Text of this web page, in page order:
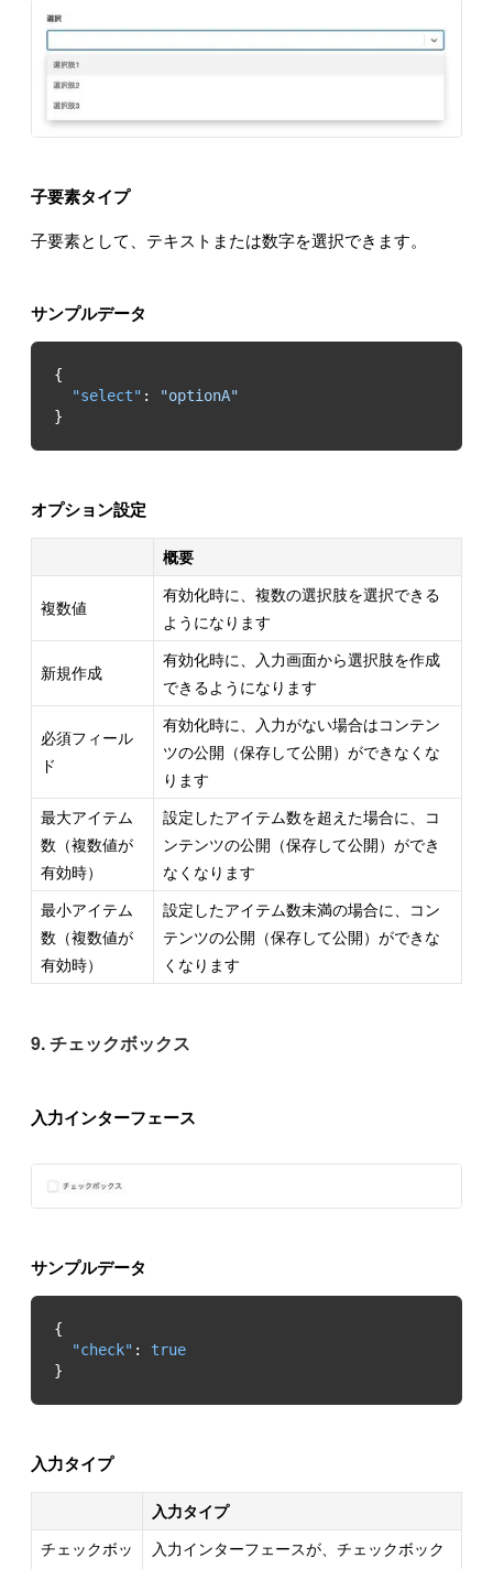
子要素タイプ
子要素として、テキストまたは数字を選択できます。
サンプルデータ
"select" :
"optionA"
}
オプション設定
概要
複数値
有効化時に、複数の選択肢を選択できる
ようになります
新規作成
有効化時に、入力画面から選択肢を作成
できるようになります
必須フィール
ド
有効化時に、入力がない場合はコンテン
ツの公開（保存して公開）ができなくな
ります
最大アイテム
数（複数値が
有効時）
設定したアイテム数を超えた場合に、コ
ンテンツの公開（保存して公開）ができ
なくなります
最小アイテム
数（複数値が
有効時）
設定したアイテム数未満の場合に、コン
テンツの公開（保存して公開）ができな
くなります
9. チェックボックス
入力インターフェース
サンプルデータ
"check" : true
}
入力タイプ
入力タイプ
チェックボッ
入力インターフェースが、チェックボック